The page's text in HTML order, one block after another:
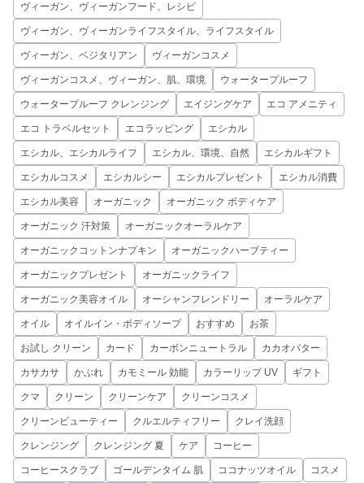
ヴィーガン、ヴィーガンフード、レシピ
ヴィーガン、ヴィーガンライフスタイル、ライフスタイル
ヴィーガン、ベジタリアン ヴィーガンコスメ
ヴィーガンコスメ、ヴィーガン、肌、環境 ウォータープルーフ
ウォータープルーフ クレンジング エイジングケア エコ アメニティ
エコ トラベルセット エコラッピング エシカル
エシカル、エシカルライフ エシカル、環境、自然 エシカルギフト
エシカルコスメ エシカルシー エシカルプレゼント エシカル消費
エシカル美容 オーガニック オーガニック ボディケア
オーガニック 汗対策 オーガニックオーラルケア
オーガニックコットンナプキン オーガニックハーブティー
オーガニックプレゼント オーガニックライフ
オーガニック美容オイル オーシャンフレンドリー オーラルケア
オイル オイルイン・ボディソープ おすすめ お茶
お試し クリーン カード カーボンニュートラル カカオバター
カサカサ かぶれ カモミール 効能 カラーリップ UV ギフト
クマ クリーン クリーンケア クリーンコスメ
クリーンビューティー クルエルティフリー クレイ洗顔
クレンジング クレンジング 夏 ケア コーヒー
コーヒースクラブ ゴールデンタイム 肌 ココナッツオイル コスメ